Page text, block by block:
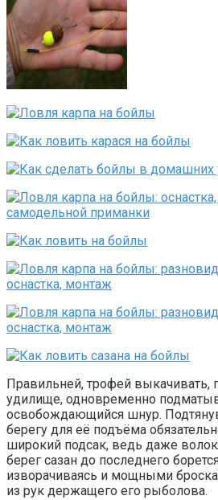
Правильней, трофей выкачивать,
удилище, одновременно
освобождающийся шнур.
берегу для её подъёма
широкий подсак, ведь даже
берег сазан до последнего
изворачиваясь и мощными
из рук держащего его рыболова.